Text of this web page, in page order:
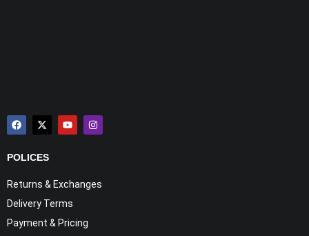
POLICES
Returns & Exchanges
Delivery Terms
Payment & Pricing